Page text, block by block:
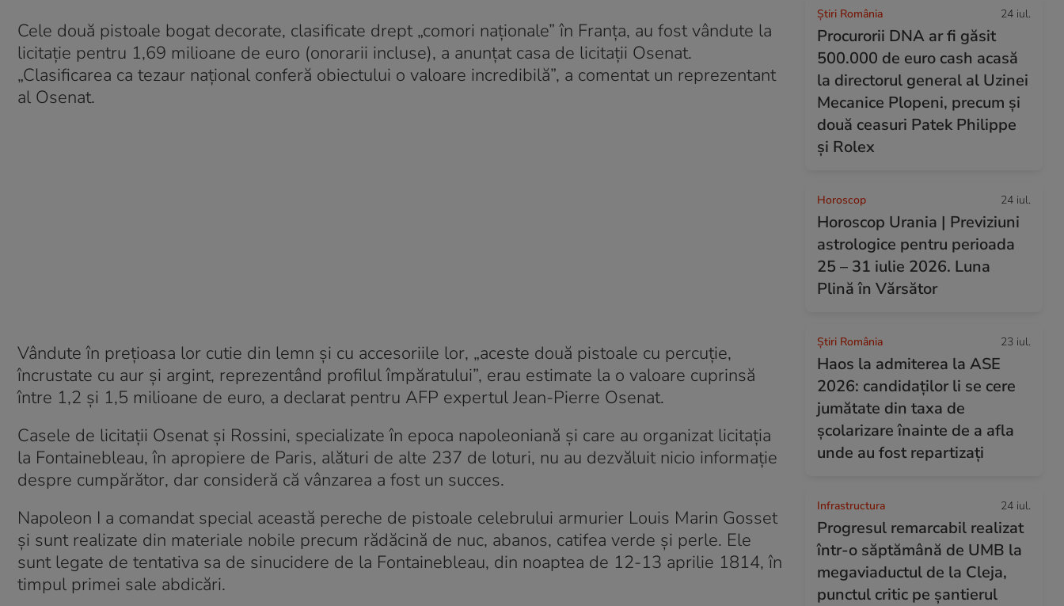
Cele două pistoale bogat decorate, clasificate drept „comori naţionale” în Franţa, au fost vândute la
licitaţie pentru 1,69 milioane de euro (onorarii incluse), a anunţat casa de licitaţii Osenat.
„Clasificarea ca tezaur naţional conferă obiectului o valoare incredibilă”, a comentat un reprezentant
al Osenat.
Vândute în preţioasa lor cutie din lemn şi cu accesoriile lor, „aceste două pistoale cu percuţie,
încrustate cu aur şi argint, reprezentând profilul împăratului”, erau estimate la o valoare cuprinsă
între 1,2 şi 1,5 milioane de euro, a declarat pentru AFP expertul Jean-Pierre Osenat.
Casele de licitaţii Osenat şi Rossini, specializate în epoca napoleoniană şi care au organizat licitaţia
la Fontainebleau, în apropiere de Paris, alături de alte 237 de loturi, nu au dezvăluit nicio informaţie
despre cumpărător, dar consideră că vânzarea a fost un succes.
Napoleon I a comandat special această pereche de pistoale celebrului armurier Louis Marin Gosset
şi sunt realizate din materiale nobile precum rădăcină de nuc, abanos, catifea verde şi perle. Ele
sunt legate de tentativa sa de sinucidere de la Fontainebleau, din noaptea de 12-13 aprilie 1814, în
timpul primei sale abdicări.
Știri România 24 iul.
Procurorii DNA ar fi găsit
500.000 de euro cash acasă
la directorul general al Uzinei
Mecanice Plopeni, precum și
două ceasuri Patek Philippe
și Rolex
Horoscop 24 iul.
Horoscop Urania | Previziuni
astrologice pentru perioada
25 – 31 iulie 2026. Luna
Plină în Vărsător
Știri România 23 iul.
Haos la admiterea la ASE
2026: candidaților li se cere
jumătate din taxa de
școlarizare înainte de a afla
unde au fost repartizați
Infrastructura 24 iul.
Progresul remarcabil realizat
într-o săptămână de UMB la
megaviaductul de la Cleja,
punctul critic pe șantierul